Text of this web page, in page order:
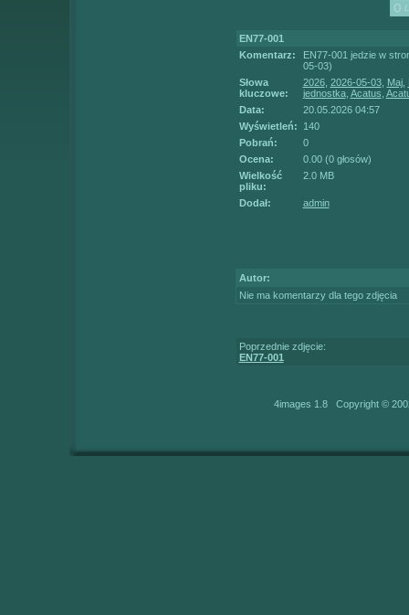
EN77-001
Komentarz:
EN77-001 jedzie w
05-03)
Słowa
kluczowe:
2026, 2026-05-03, Maj,
jednostka, Acatus
Data:
20.05.2026 04:57
Wyświetleń:
140
Pobrań:
0
Ocena:
0.00 (0 głosów)
Wielkość
pliku:
2.0 MB
Dodał: admin
Autor:
Nie ma komentarzy dla tego zdjęcia
Poprzednie zdjęcie:
EN77-001
4images 1.8 Copyright ©